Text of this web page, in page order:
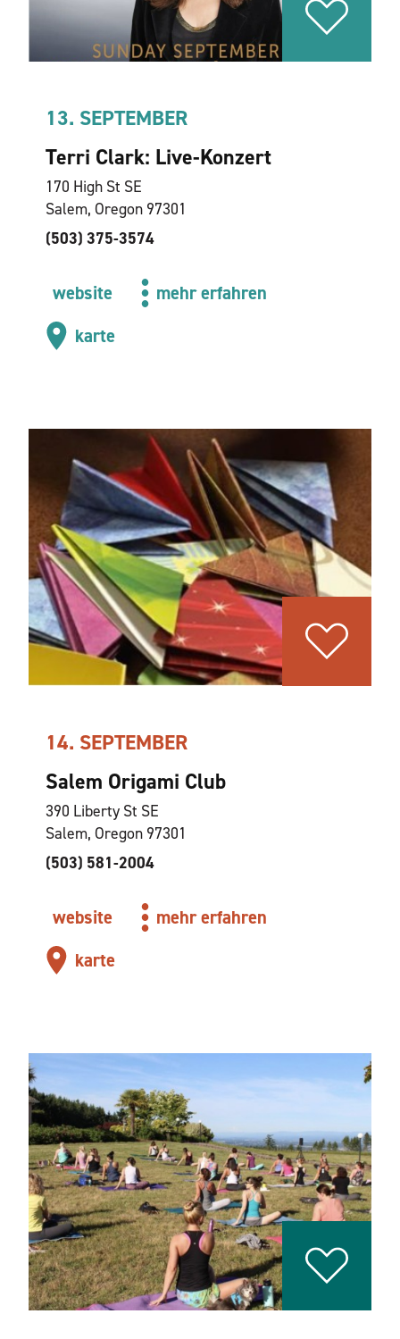
13. SEPTEMBER
Terri Clark: Live-Konzert
170 High St SE
Salem, Oregon 97301
(503) 375-3574
website
mehr erfahren
karte
14. SEPTEMBER
Salem Origami Club
390 Liberty St SE
Salem, Oregon 97301
(503) 581-2004
website
mehr erfahren
karte